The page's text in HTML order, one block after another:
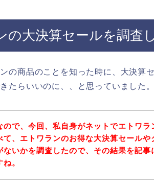
の大決算セールを調査
の商品のことを知った時に、大決算
たらいいのに、、と思っていました。
ので、今回、私自身がネットでエトワラ
て、エトワランのお得な大決算セール
ないかを調査したので、その結果を記事
ね。